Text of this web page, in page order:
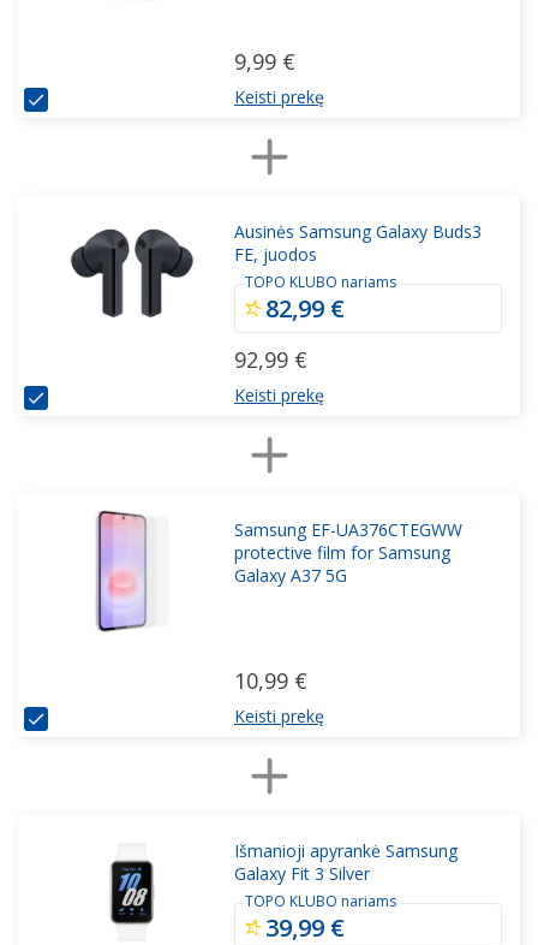
9,99 €
Keisti prekę
Ausinės Samsung Galaxy Buds3
FE, juodos
92,99 €
TOPO KLUBO nariams
82,99 €
Keisti prekę
Samsung EF-UA376CTEGWW
protective film for Samsung
Galaxy A37 5G
10,99 €
Keisti prekę
Išmanioji apyrankė Samsung
Galaxy Fit 3 Silver
TOPO KLUBO nariams
39,99 €